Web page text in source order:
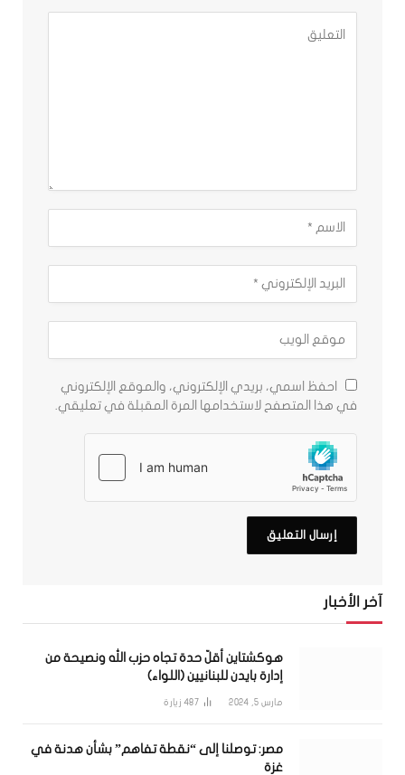
احفظ اسمي، بريدي الإلكتروني، والموقع الإلكتروني
في هذا المتصفح لاستخدامها المرة المقبلة في تعليقي.
آخر الأخبار
هوكشتاين أقلّ حدة تجاه حزب الله ونصيحة من
إدارة بايدن للبنانيين (اللواء)
مارس 5, 2024 487 زيارة
مصر: توصلنا إلى “نقطة تفاهم” بشأن هدنة في
غزة